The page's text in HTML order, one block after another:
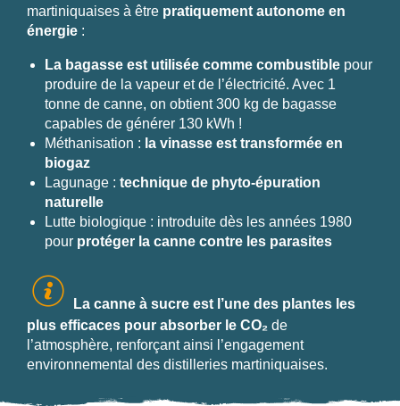
martiniquaises à être pratiquement autonome en
énergie :
La bagasse est utilisée comme combustible pour
produire de la vapeur et de l’électricité. Avec 1
tonne de canne, on obtient 300 kg de bagasse
capables de générer 130 kWh !
Méthanisation : la vinasse est transformée en
biogaz
Lagunage : technique de phyto-épuration
naturelle
Lutte biologique : introduite dès les années 1980
pour protéger la canne contre les parasites
La canne à sucre est l’une des plantes les
plus efficaces pour absorber le CO₂ de
l’atmosphère, renforçant ainsi l’engagement
environnemental des distilleries martiniquaises.